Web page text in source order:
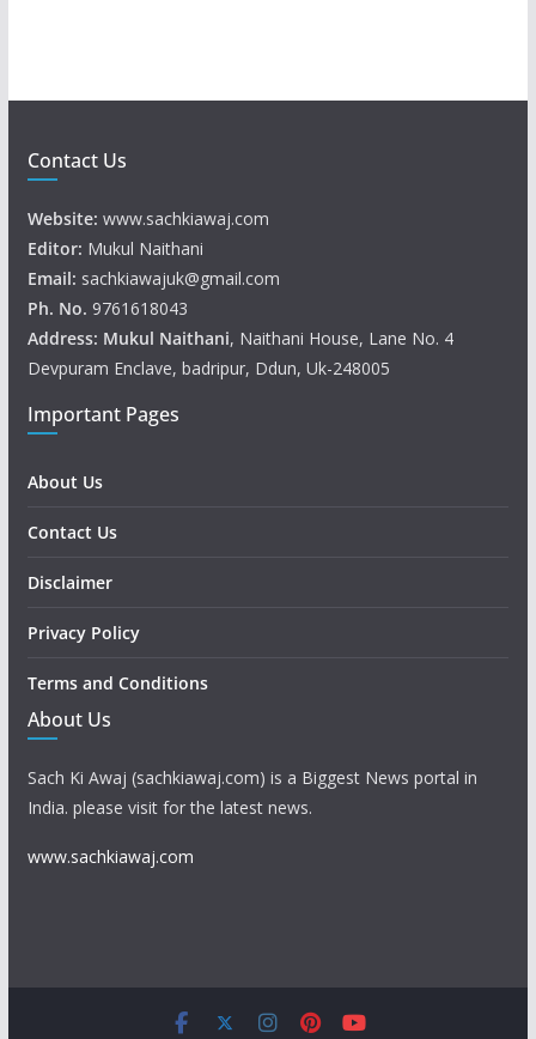
Contact Us
Website: www.sachkiawaj.com
Editor: Mukul Naithani
Email: sachkiawajuk@gmail.com
Ph. No. 9761618043
Address: Mukul Naithani, Naithani House, Lane No. 4
Devpuram Enclave, badripur, Ddun, Uk-248005
Important Pages
About Us
Contact Us
Disclaimer
Privacy Policy
Terms and Conditions
About Us
Sach Ki Awaj (sachkiawaj.com) is a Biggest News portal in
India. please visit for the latest news.
www.sachkiawaj.com